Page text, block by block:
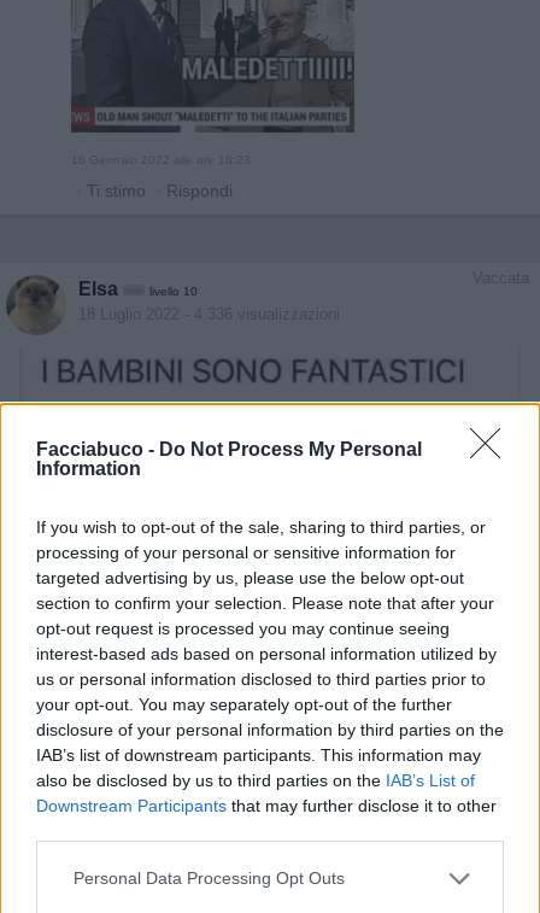
Facciabuco - Do Not Process My Personal
Information
If you wish to opt-out of the sale, sharing to third parties, or
processing of your personal or sensitive information for
targeted advertising by us, please use the below opt-out
section to confirm your selection. Please note that after your
opt-out request is processed you may continue seeing
interest-based ads based on personal information utilized by
us or personal information disclosed to third parties prior to
your opt-out. You may separately opt-out of the further
disclosure of your personal information by third parties on the
IAB’s list of downstream participants. This information may
also be disclosed by us to third parties on the IAB’s List of
Downstream Participants that may further disclose it to other
Personal Data Processing Opt Outs
16 Gennaio 2022 alle ore 16:23
· Ti stimo · Rispondi
Vaccata
Elsa livello 10
18 Luglio 2022 - 4.336 visualizzazioni
Stime: 20